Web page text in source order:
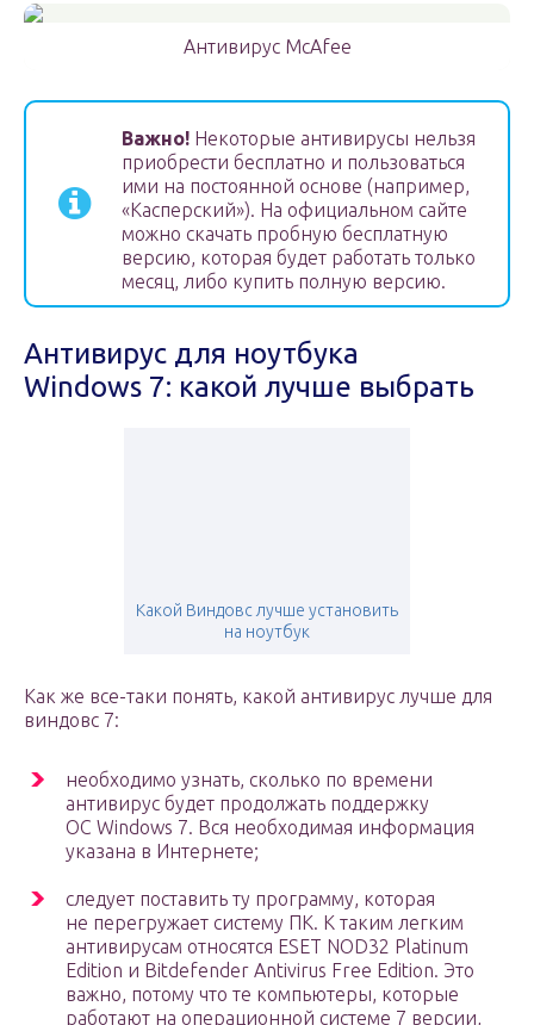
Антивирус McAfee
Важно! Некоторые антивирусы нельзя
приобрести бесплатно и пользоваться
ими на постоянной основе (например,
«Касперский»). На официальном сайте
можно скачать пробную бесплатную
версию, которая будет работать только
месяц, либо купить полную версию.
Антивирус для ноутбука
Windows 7: какой лучше выбрать
Какой Виндовс лучше установить
на ноутбук
Как же все-таки понять, какой антивирус лучше для
виндовс 7:
необходимо узнать, сколько по времени
антивирус будет продолжать поддержку
ОС Windows 7. Вся необходимая информация
указана в Интернете;
следует поставить ту программу, которая
не перегружает систему ПК. К таким легким
антивирусам относятся ESET NOD32 Platinum
Edition и Bitdefender Antivirus Free Edition. Это
важно, потому что те компьютеры, которые
работают на операционной системе 7 версии,